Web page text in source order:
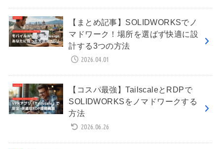
【まとめ記事】SOLIDWORKSでノ
マドワーク！場所を選ばず快適に設
計する3つの方法
2026.04.01
【コスパ最強】TailscaleとRDPで
SOLIDWORKSをノマドワークする
方法
2026.06.26